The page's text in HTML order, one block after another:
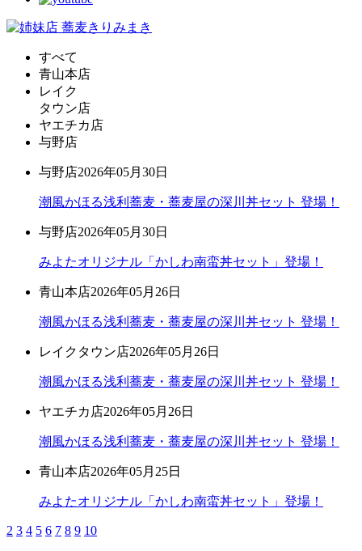
すべて
青山本店
レイク
タウン店
ヤエチカ店
与野店
与野店2026年05月30日
潮風かほる浅利蕎麦・蕎麦屋の深川丼セット 登場！
与野店2026年05月30日
みよたオリジナル「かしわ南蛮丼セット」登場！
青山本店2026年05月26日
潮風かほる浅利蕎麦・蕎麦屋の深川丼セット 登場！
レイクタウン店2026年05月26日
潮風かほる浅利蕎麦・蕎麦屋の深川丼セット 登場！
ヤエチカ店2026年05月26日
潮風かほる浅利蕎麦・蕎麦屋の深川丼セット 登場！
青山本店2026年05月25日
みよたオリジナル「かしわ南蛮丼セット」登場！
2 3 4 5 6 7 8 9 10